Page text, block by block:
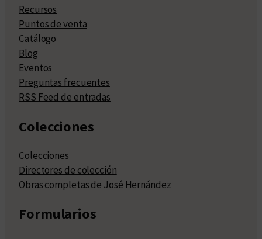
Recursos
Puntos de venta
Catálogo
Blog
Eventos
Preguntas frecuentes
RSS Feed de entradas
Colecciones
Colecciones
Directores de colección
Obras completas de José Hernández
Formularios